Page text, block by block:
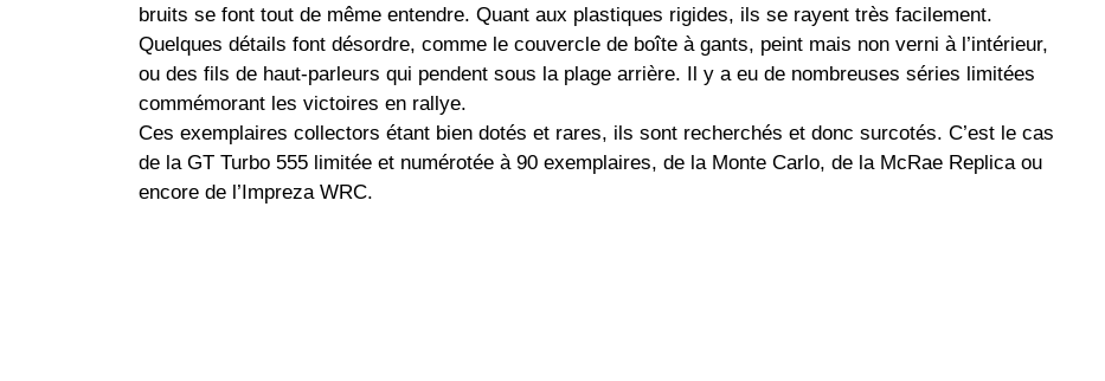
bruits se font tout de même entendre. Quant aux plastiques rigides, ils se rayent très facilement.
Quelques détails font désordre, comme le couvercle de boîte à gants, peint mais non verni à l’intérieur,
ou des fils de haut-parleurs qui pendent sous la plage arrière. Il y a eu de nombreuses séries limitées
commémorant les victoires en rallye.
Ces exemplaires collectors étant bien dotés et rares, ils sont recherchés et donc surcotés. C’est le cas
de la GT Turbo 555 limitée et numérotée à 90 exemplaires, de la Monte Carlo, de la McRae Replica ou
encore de l’Impreza WRC.